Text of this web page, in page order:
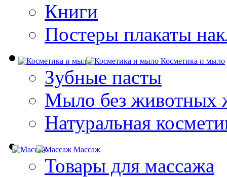
Книги
Постеры плакаты
Косметика и мыло
Зубные пасты
Мыло без животных
Натуральная
Массаж
Товары для массажа